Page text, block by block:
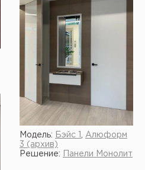
Модель: Бэйс 1
Алюформ
3 (архив)
Решение:
Панели Монолит